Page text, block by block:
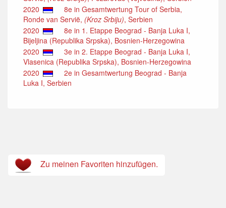
2020
8e in Gesamtwertung Tour of Serbia,
Ronde van Servië, (Kroz Srbiju), Serbien
2020
8e in 1. Etappe Beograd - Banja Luka I,
Bijeljina (Republika Srpska), Bosnien-Herzegowina
2020
3e in 2. Etappe Beograd - Banja Luka I,
Vlasenica (Republika Srpska), Bosnien-Herzegowina
2020
2e in Gesamtwertung Beograd - Banja
Luka I, Serbien
Zu meinen Favoriten hinzufügen.